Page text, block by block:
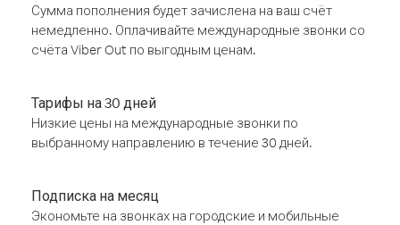
Сумма пополнения будет зачислена на ваш счёт
немедленно. Оплачивайте международные звонки со
счёта Viber Out по выгодным ценам.
Тарифы на 30 дней
Низкие цены на международные звонки по
выбранному направлению в течение 30 дней.
Подписка на месяц
Экономьте на звонках на городские и мобильные